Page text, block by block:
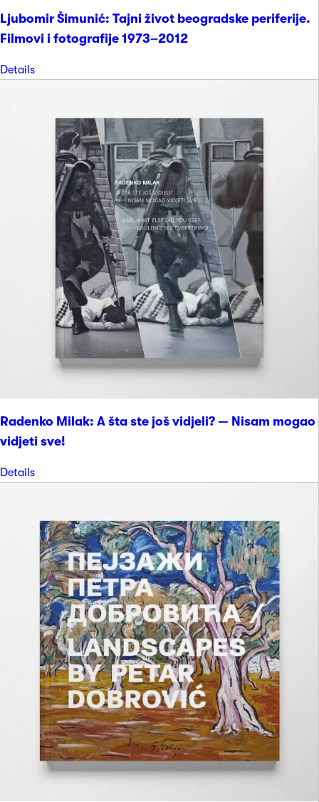
Ljubomir Šimunić: Tajni život beogradske periferije.
Filmovi i fotografije 1973–2012
Details
Radenko Milak: A šta ste još vidjeli? — Nisam mogao
vidjeti sve!
Details